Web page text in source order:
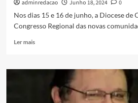
adminredacao Junho 18, 2024
0
Nos dias 15 e 16 de junho, a Diocese de
Congresso Regional das novas
Ler mais